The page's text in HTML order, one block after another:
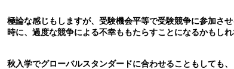
極論な感じもしますが、受験機会平等で受験競争に参加さ
時に、過度な競争による不幸ももたらすことになるかもし
秋入学でグローバルスタンダードに合わせることもしても、